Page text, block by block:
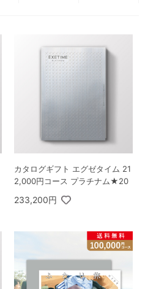
カタログギフト エグゼタイム 21
2,000円コース プラチナム★20
233,200円